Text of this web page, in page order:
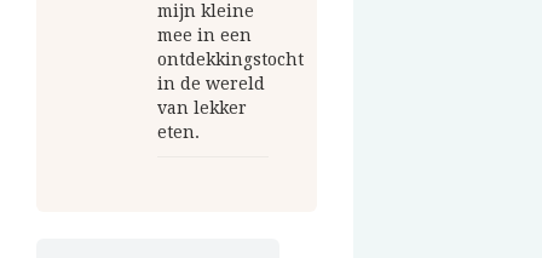
mijn kleine
mee in een
ontdekkingstocht
in de wereld
van lekker
eten.